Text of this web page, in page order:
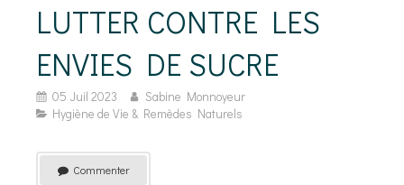
LUTTER CONTRE LES
ENVIES DE SUCRE
05 Juil 2023
Sabine Monnoyeur
Hygiène de Vie & Remèdes Naturels
Commenter